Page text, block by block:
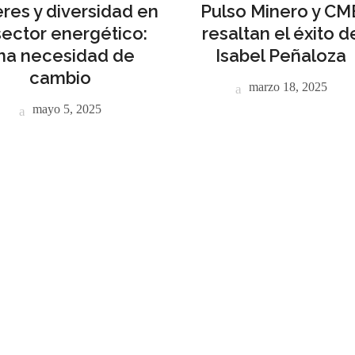
y diversidad en
energético:
necesidad de
cambio
mayo 5, 2025
Pulso Minero y
resaltan el éxito
Isabel Peñaloza
marzo 18, 2025
PRINCIPAL PUBLICIDAD